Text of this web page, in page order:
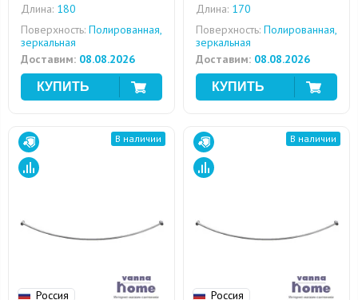
Длина: 180
Поверхность: Полированная,
зеркальная
Доставим: 08.08.2026
Длина: 170
Поверхность: Полированная,
зеркальная
Доставим: 08.08.2026
Россия
В наличии
Россия
В наличии